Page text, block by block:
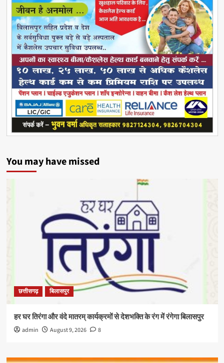
You may have missed
छत्तीसगढ़ बिलासपुर
हर घर तिरंगा और वंदे मातरम् कार्यक्रमों से देशभक्ति के रंग में रंगेगा बिलासपुर
admin August 9, 2026 8